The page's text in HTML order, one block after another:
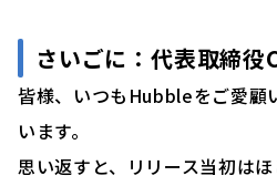
さいごに：代表取締
皆様、いつもHubbleをご愛顧
います。
思い返すと、リリース当初は